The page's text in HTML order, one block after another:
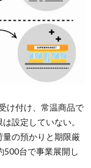
け付け、常温商品で
設定していない。
の預かりと期限厳
500台で事業展開し